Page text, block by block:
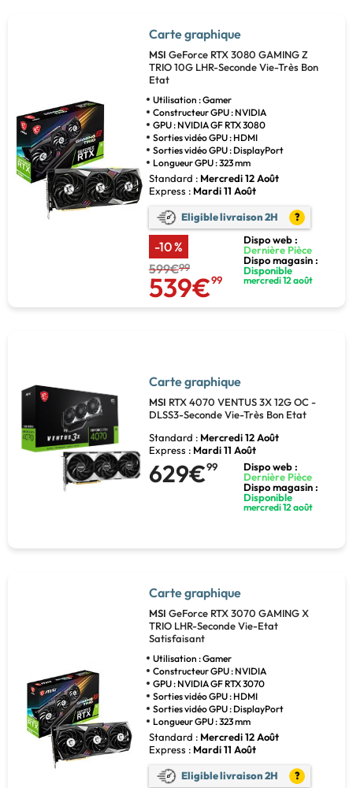
Carte graphique
MSI GeForce RTX 3080 GAMING Z
TRIO 10G LHR-Seconde Vie-Très Bon
Etat
Utilisation : Gamer
Constructeur GPU : NVIDIA
GPU : NVIDIA GF RTX 3080
Sorties vidéo GPU : HDMI
Sorties vidéo GPU : DisplayPort
Longueur GPU : 323 mm
Standard : Mercredi 12 Août
Express : Mardi 11 Août
Eligible livraison 2H ?
-10 %
599€99
539€99
Dispo web :
Dernière Pièce
Dispo magasin :
Disponible
mercredi 12 août
Carte graphique
MSI RTX 4070 VENTUS 3X 12G OC -
DLSS3-Seconde Vie-Très Bon Etat
Standard : Mercredi 12 Août
Express : Mardi 11 Août
629€99
Dispo web :
Dernière Pièce
Dispo magasin :
Disponible
mercredi 12 août
Carte graphique
MSI GeForce RTX 3070 GAMING X
TRIO LHR-Seconde Vie-Etat
Satisfaisant
Utilisation : Gamer
Constructeur GPU : NVIDIA
GPU : NVIDIA GF RTX 3070
Sorties vidéo GPU : HDMI
Sorties vidéo GPU : DisplayPort
Longueur GPU : 323 mm
Standard : Mercredi 12 Août
Express : Mardi 11 Août
Eligible livraison 2H ?